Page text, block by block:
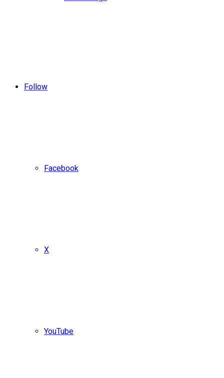
Follow
Facebook
X
YouTube